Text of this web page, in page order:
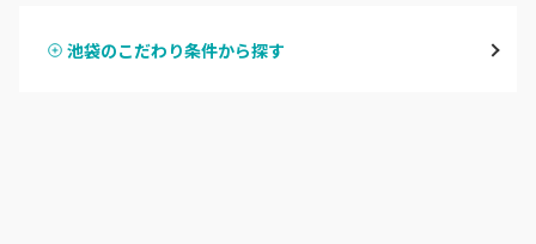
ハンドスカルプ
池袋のこだわり条件から探す